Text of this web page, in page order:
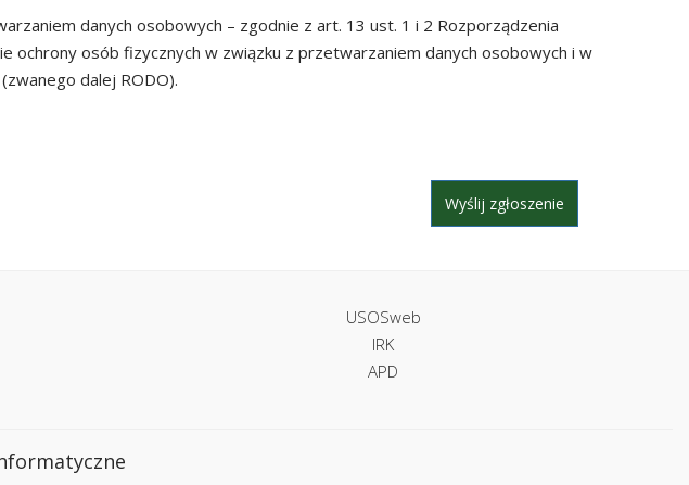
danych osobowych – zgodnie z art. 13 ust. 1 i 2 Rozporządzenia
ochrony osób fizycznych w związku z przetwarzaniem danych osobowych i w
dalej RODO).
USOSweb
IRK
APD